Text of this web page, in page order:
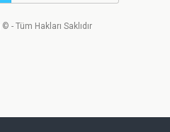
- Tüm Hakları Saklıdır